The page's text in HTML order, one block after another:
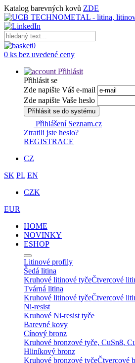
Katalog barevných kovů ZDE
0
0 ks bez uvedené ceny
Přihlásit
Přihlásit se
Zde napište Váš e-mail
Zde napište Vaše heslo
Přihlásit se do systému
Přihlášení Seznam.cz
Ztratili jste heslo?
REGISTRACE
CZ
SK PL EN
CZK
EUR
HOME
NOVINKY
ESHOP
Litinové profily
Šedá litina
Kruhové litinové tyčeČtvercové
Tvárná litina
Kruhové litinové tyčeČtvercové
Ni-resist
Kruhové Ni-resist tyče
Barevné kovy
Cínový bronz
Kruhové bronzové tyče, CuSn8,
Hliníkový bronz
Kruhové bronzové tyčeČtvercové